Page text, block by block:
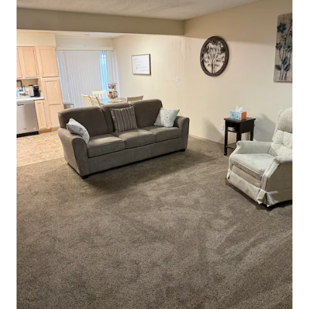
séptimo día de la estancia de los
huéspedes y cada aniversario semanal a
partir de entonces. Se harán arreglos
previos con el huésped para determinar
el mejor momento. A continuación se
muestra un inventario de los artículos
que se proporcionan a los huéspedes
como parte de Airbnb. No dudes en
ponerte en contacto con nosotros si
necesitas algo durante tu estancia que
no esté en la lista y haremos todo lo
posible por incluirlo antes de tu llegada.
Fuera de: Aparcamiento cubierto, fuera
de la calle (solo un coche) Cocina
americana: anuncio detallado para
necesidades de estancias prolongadas.
Cafetera Tetera Hornillo eléctrico
Microondas Vajilla Copas de vino Horno
tostador Nevera Vasos Cacerola/sartén
Tazones para mezclar Cubiertos
Abrebotellas Abrelatas Estera para secar
platos Jabón para platos/dispensador
Tazas de café Tazones Toallas de mano